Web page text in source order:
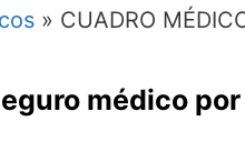
» CUADRO
médico